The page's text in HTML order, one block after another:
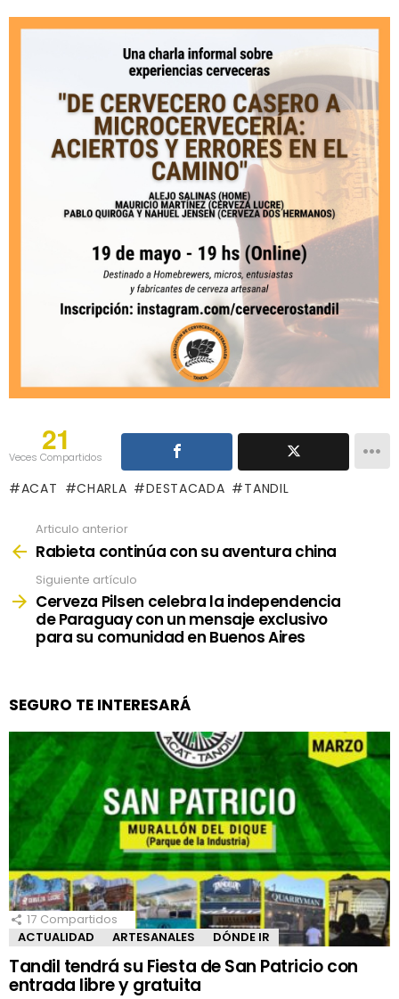
21
Veces Compartidos
ACAT CHARLA DESTACADA TANDIL
more
Articulo anterior
Rabieta continúa con su aventura china
Siguiente artículo
Cerveza Pilsen celebra la independencia
de Paraguay con un mensaje exclusivo
para su comunidad en Buenos Aires
SEGURO TE INTERESARÁ
17 Compartidos
ACTUALIDAD
ARTESANALES DÓNDE IR
Tandil tendrá su Fiesta de San Patricio con
entrada libre y gratuita